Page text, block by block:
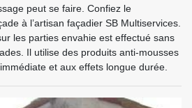
peut se faire. Confiez le
à l’artisan façadier SB Multiservices.
les parties envahie est effectué sans
Il utilise des produits anti-mousses
et aux effets longue durée.